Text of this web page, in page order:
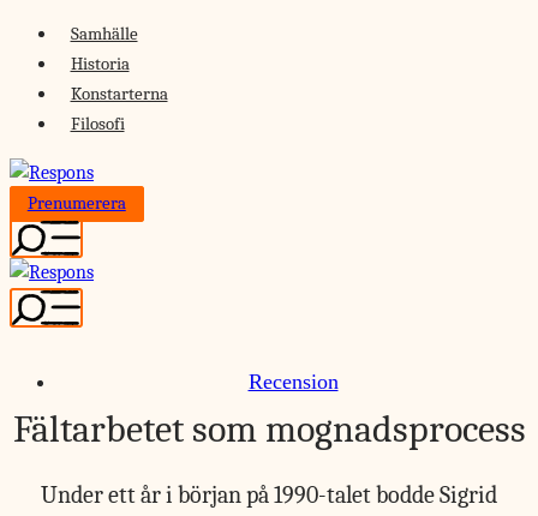
Skip
content
Samhälle
Historia
Konstarterna
Filosofi
Prenumerera
Recension
Fältarbetet som mognadsprocess
Under ett år i början på 1990-talet bodde Sigrid